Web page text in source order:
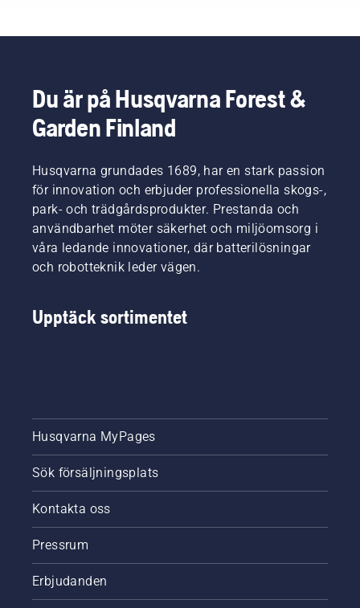
parkskötsel.
Tillsammans
utgör de
vårt H-
Och de
ställer
otroligt
höga
krav på
sin
utrustning.
Du är på Husqvarna Forest &
Garden Finland
Husqvarna grundades 1689, har en stark passion
för innovation och erbjuder professionella skogs-,
park- och trädgårdsprodukter. Prestanda och
användbarhet möter säkerhet och miljöomsorg i
våra ledande innovationer, där batterilösningar
och robotteknik leder vägen.
Upptäck sortimentet
Husqvarna MyPages
Sök försäljningsplats
Kontakta oss
Pressrum
Erbjudanden